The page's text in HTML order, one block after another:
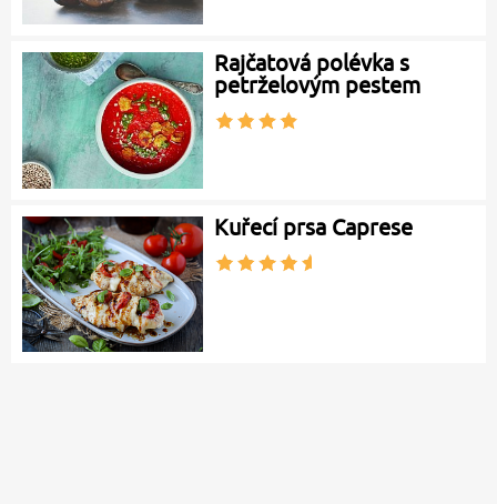
Rajčatová polévka s
petrželovým pestem
Kuřecí prsa Caprese